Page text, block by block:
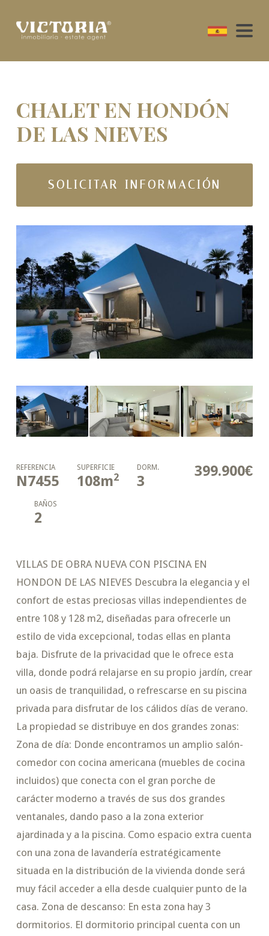
CHALET EN HONDÓN
DE LAS NIEVES
SOLICITAR INFORMACIÓN
399.900€
REFERENCIA
N7455
SUPERFICIE
108m2
DORM.
3
BAÑOS
2
VILLAS DE OBRA NUEVA CON PISCINA EN
HONDON DE LAS NIEVES Descubra la elegancia y el
confort de estas preciosas villas independientes de
entre 108 y 128 m2, diseñadas para ofrecerle un
estilo de vida excepcional, todas ellas en planta
baja. Disfrute de la privacidad que le ofrece esta
villa, donde podrá relajarse en su propio jardín, crear
un oasis de tranquilidad, o refrescarse en su piscina
privada para disfrutar de los cálidos días de verano.
La propiedad se distribuye en dos grandes zonas:
Zona de día: Donde encontramos un amplio salón-
comedor con cocina americana (muebles de cocina
incluidos) que conecta con el gran porche de
carácter moderno a través de sus dos grandes
ventanales, dando paso a la zona exterior
ajardinada y a la piscina. Como espacio extra cuenta
con una zona de lavandería estratégicamente
situada en la distribución de la vivienda donde será
muy fácil acceder a ella desde cualquier punto de la
casa. Zona de descanso: En esta zona hay 3
dormitorios. El dormitorio principal cuenta con un